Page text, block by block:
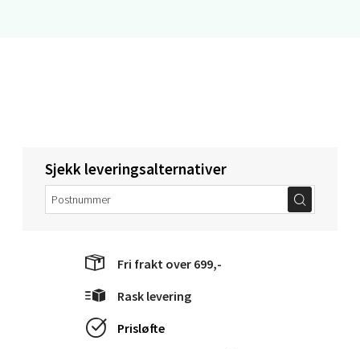
Sjekk leveringsalternativer
Fri frakt over 699,-
Rask levering
Prisløfte
Molde - Moldetorget
0 i butikk